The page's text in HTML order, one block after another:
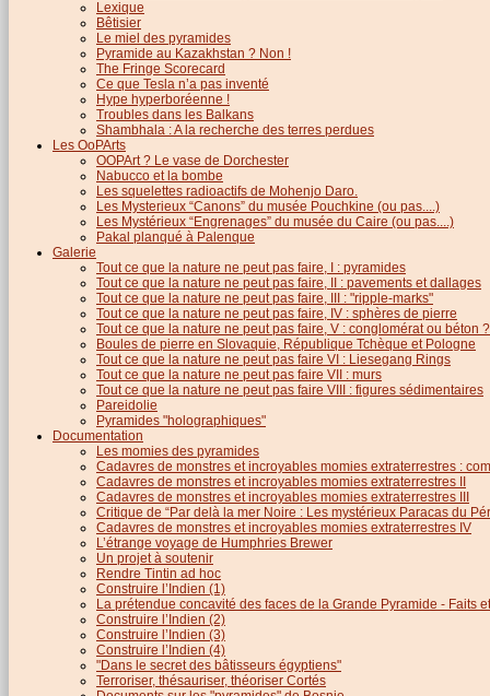
Lexique
Bêtisier
Le miel des pyramides
Pyramide au Kazakhstan ? Non !
The Fringe Scorecard
Ce que Tesla n’a pas inventé
Hype hyperboréenne !
Troubles dans les Balkans
Shambhala : A la recherche des terres perdues
Les OoPArts
OOPArt ? Le vase de Dorchester
Nabucco et la bombe
Les squelettes radioactifs de Mohenjo Daro.
Les Mysterieux “Canons” du musée Pouchkine (ou pas....)
Les Mystérieux “Engrenages” du musée du Caire (ou pas....)
Pakal planqué à Palenque
Galerie
Tout ce que la nature ne peut pas faire, I : pyramides
Tout ce que la nature ne peut pas faire, II : pavements et dallages
Tout ce que la nature ne peut pas faire, III : "ripple-marks"
Tout ce que la nature ne peut pas faire, IV : sphères de pierre
Tout ce que la nature ne peut pas faire, V : conglomérat ou béton ?
Boules de pierre en Slovaquie, République Tchèque et Pologne
Tout ce que la nature ne peut pas faire VI : Liesegang Rings
Tout ce que la nature ne peut pas faire VII : murs
Tout ce que la nature ne peut pas faire VIII : figures sédimentaires
Pareidolie
Pyramides "holographiques"
Documentation
Les momies des pyramides
Cadavres de monstres et incroyables momies extraterrestres :
Cadavres de monstres et incroyables momies extraterrestres II
Cadavres de monstres et incroyables momies extraterrestres III
Critique de “Par delà la mer Noire : Les mystérieux Paracas du
Cadavres de monstres et incroyables momies extraterrestres IV
L’étrange voyage de Humphries Brewer
Un projet à soutenir
Rendre Tintin ad hoc
Construire l’Indien (1)
La prétendue concavité des faces de la Grande Pyramide - Faits
Construire l’Indien (2)
Construire l’Indien (3)
Construire l’Indien (4)
"Dans le secret des bâtisseurs égyptiens"
Terroriser, thésauriser, théoriser Cortés